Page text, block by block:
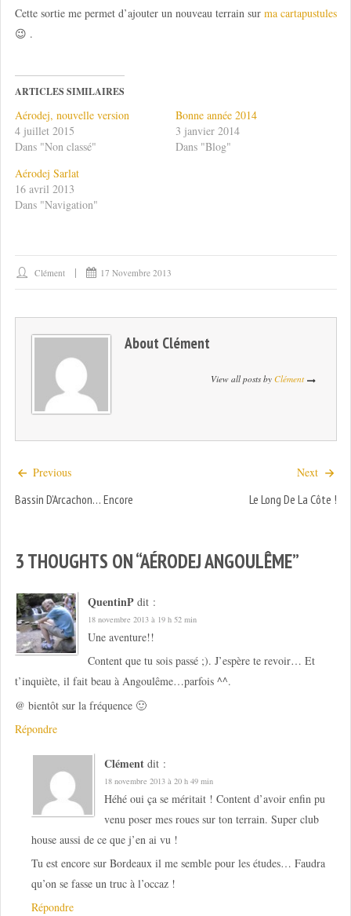
Cette sortie me permet d’ajouter un nouveau terrain sur ma cartapustules
😉 .
ARTICLES SIMILAIRES
Aérodej, nouvelle version
4 juillet 2015
Dans "Non classé"
Bonne année 2014
3 janvier 2014
Dans "Blog"
Aérodej Sarlat
16 avril 2013
Dans "Navigation"
Clément 17 Novembre 2013
About Clément
View all posts by Clément
Previous
Bassin D’Arcachon… Encore
Next
Le Long De La Côte !
3 THOUGHTS ON “AÉRODEJ ANGOULÊME”
QuentinP dit :
18 novembre 2013 à 19 h 52 min
Une aventure!!
Content que tu sois passé ;). J’espère te revoir… Et
t’inquiète, il fait beau à Angoulême…parfois ^^.
@ bientôt sur la fréquence 🙂
Répondre
Clément dit :
18 novembre 2013 à 20 h 49 min
Héhé oui ça se méritait ! Content d’avoir enfin pu
venu poser mes roues sur ton terrain. Super club
house aussi de ce que j’en ai vu !
Tu est encore sur Bordeaux il me semble pour les études… Faudra
qu’on se fasse un truc à l’occaz !
Répondre